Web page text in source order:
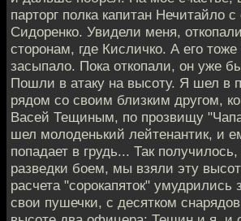
парторг полка капитан Нечитайло
Сидоренко. Увидели меня,
сторонам, где Кисличко. А его
засыпало. Пока откопали, он уже
Пошли в атаку на высоту. Я шел в
рядом со своим близким другом,
Васей Тещиным, по прозвищу
шел молоденький лейтенантик, и
попадает в грудь... Так
разведки боем, мы взяли эту
расчета "сорокапяток" умудрились
свои пушечки, с десятком